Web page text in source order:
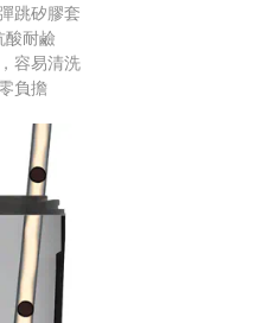
跳矽膠套
酸耐鹼
容易清洗
負擔